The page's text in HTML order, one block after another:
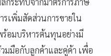
รเพิ่มสัดส่วนการขายใน
อมบริหารต้นทุนอย่างมี
มมือกับลูกค้าและคู่ค้า เพื่อ